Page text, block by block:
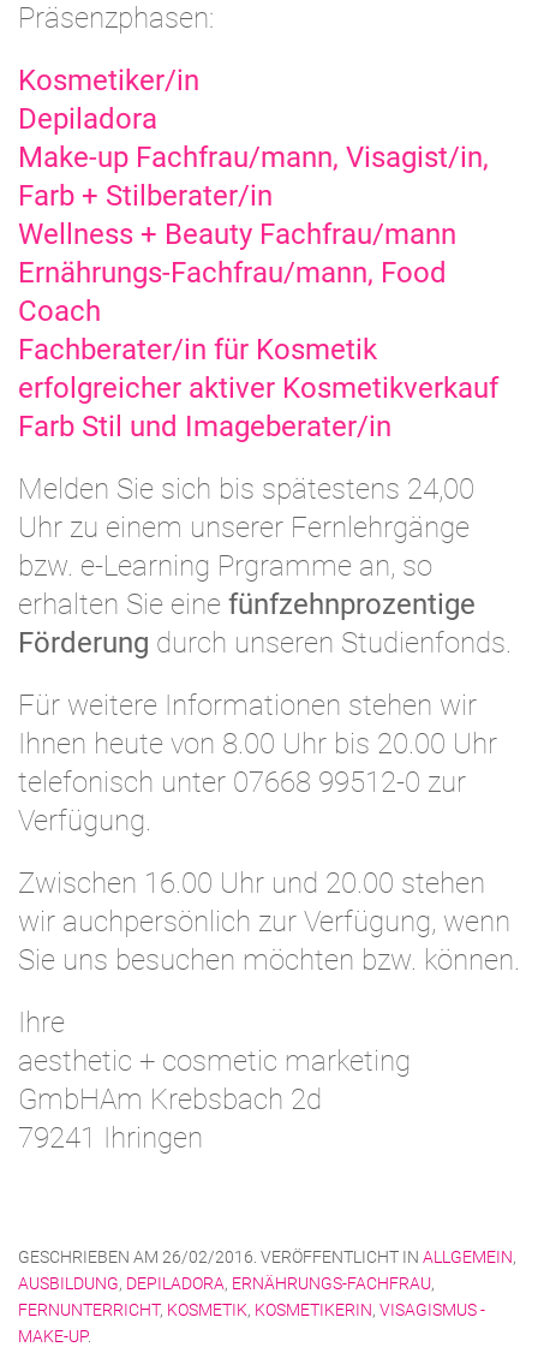
Präsenzphasen:
Kosmetiker/in
Depiladora
Make-up Fachfrau/mann, Visagist/in,
Farb + Stilberater/in
Wellness + Beauty Fachfrau/mann
Ernährungs-Fachfrau/mann, Food
Coach
Fachberater/in für Kosmetik
erfolgreicher aktiver Kosmetikverkauf
Farb Stil und Imageberater/in
Melden Sie sich bis spätestens 24,00
Uhr zu einem unserer Fernlehrgänge
bzw. e-Learning Prgramme an, so
erhalten Sie eine fünfzehnprozentige
Förderung durch unseren Studienfonds.
Für weitere Informationen stehen wir
Ihnen heute von 8.00 Uhr bis 20.00 Uhr
telefonisch unter 07668 99512-0 zur
Verfügung.
Zwischen 16.00 Uhr und 20.00 stehen
wir auchpersönlich zur Verfügung, wenn
Sie uns besuchen möchten bzw. können.
Ihre
aesthetic + cosmetic marketing
GmbHAm Krebsbach 2d
79241 Ihringen
GESCHRIEBEN AM 26/02/2016 . VERÖFFENTLICHT IN ALLGEMEIN,
AUSBILDUNG, DEPILADORA, ERNÄHRUNGS-FACHFRAU,
FERNUNTERRICHT, KOSMETIK, KOSMETIKERIN, VISAGISMUS -
MAKE-UP.